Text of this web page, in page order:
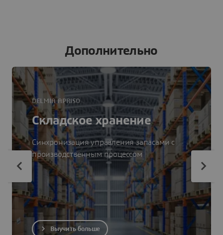
Дополнительно
DELMIA APRISO
Складское хранение
Синхронизация управления запасами с
производственным процессом
Выучить больше